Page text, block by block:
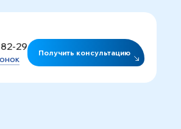
29
Получить консультацию